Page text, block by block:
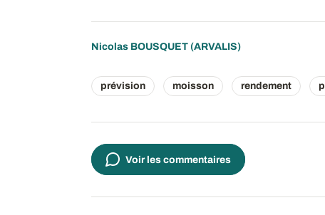
Nicolas BOUSQUET(ARVALIS)
prévision moisson rendement
Voir les commentaires